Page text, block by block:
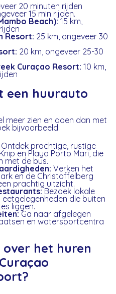
20 minuten rijden
15 min rijden.
Beach):15 km,
Resort: 25 km, ongeveer 30
20 km, ongeveer 25-30
Curaçao Resort:10 km,
een huurauto
meer zien en doen dan met
bijvoorbeeld:
Ontdek prachtige, rustige
en Playa Porto Mari, die
met de bus.
Verken het
en de Christoffelberg
prachtig uitzicht.
Bezoek lokale
die buiten
liggen.
Ga naar afgelegen
en watersportcentra
het huren